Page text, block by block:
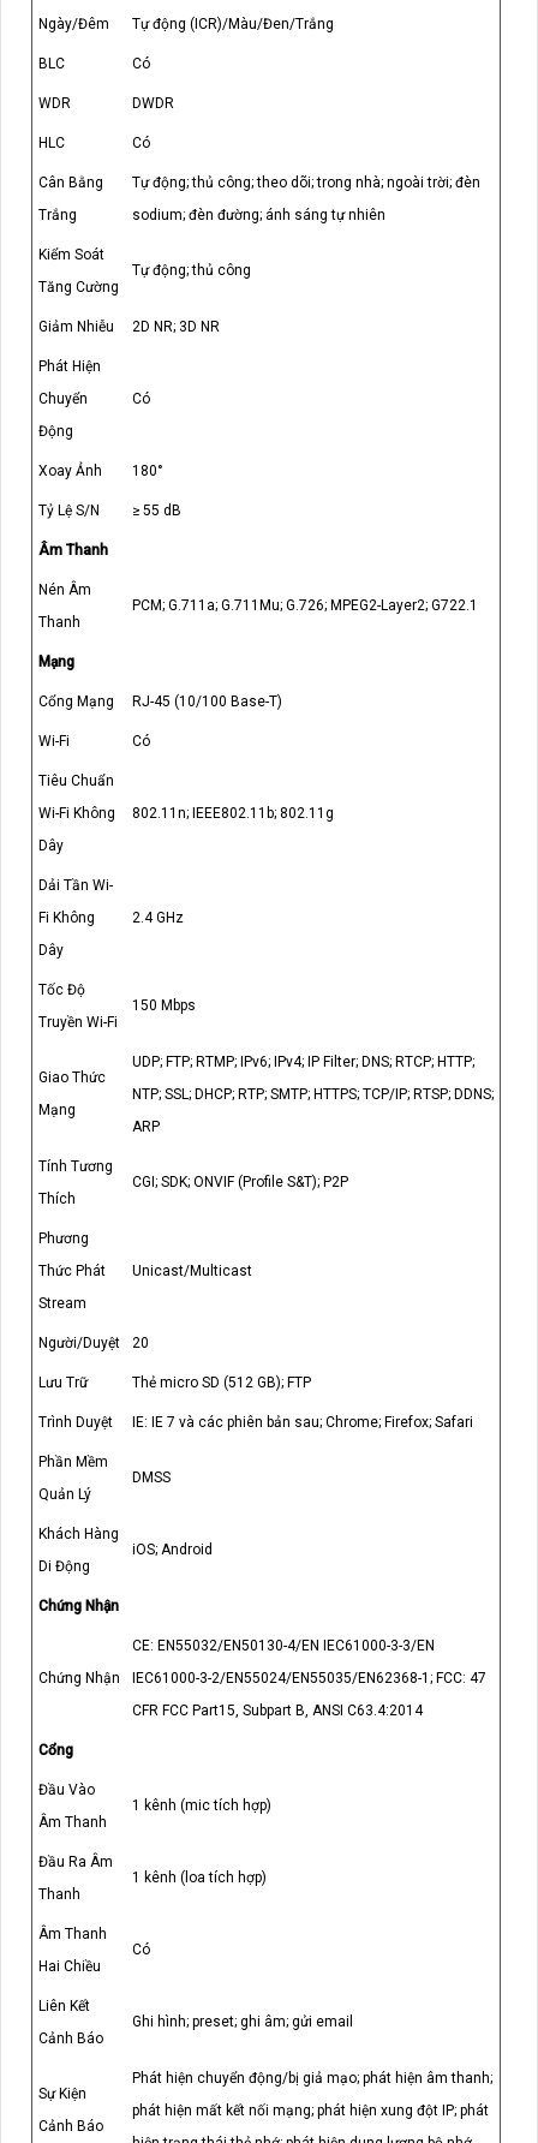
Ngày/Đêm Tự động (ICR)/Màu/Đen/Trắng
BLC Có
WDR DWDR
HLC Có
Cân Bằng
Trắng
Tự động; thủ công; theo dõi; trong nhà; ngoài trời; đèn
sodium; đèn đường; ánh sáng tự nhiên
Kiểm Soát
Tăng Cường
Tự động; thủ công
Giảm Nhiễu 2D NR; 3D NR
Phát Hiện
Chuyển
Động
Có
Xoay Ảnh 180°
Tỷ Lệ S/N ≥ 55 dB
Âm Thanh
Nén Âm
Thanh
PCM; G.711a; G.711Mu; G.726; MPEG2-Layer2; G722.1
Mạng
Cổng Mạng RJ-45 (10/100 Base-T)
Wi-Fi Có
Tiêu Chuẩn
Wi-Fi Không
Dây
802.11n; IEEE802.11b; 802.11g
Dải Tần Wi-
Fi Không
Dây
2.4 GHz
Tốc Độ
Truyền Wi-Fi
150 Mbps
Giao Thức
Mạng
UDP; FTP; RTMP; IPv6; IPv4; IP Filter; DNS; RTCP; HTTP;
NTP; SSL; DHCP; RTP; SMTP; HTTPS; TCP/IP; RTSP; DDNS;
ARP
Tính Tương
Thích
CGI; SDK; ONVIF (Profile S&T); P2P
Phương
Thức Phát
Stream
Unicast/Multicast
Người/Duyệt 20
Lưu Trữ Thẻ micro SD (512 GB); FTP
Trình Duyệt IE: IE 7 và các phiên bản sau; Chrome; Firefox; Safari
Phần Mềm
Quản Lý
DMSS
Khách Hàng
Di Động
iOS; Android
Chứng Nhận
Chứng Nhận
CE: EN55032/EN50130-4/EN IEC61000-3-3/EN
IEC61000-3-2/EN55024/EN55035/EN62368-1; FCC: 47
CFR FCC Part15, Subpart B, ANSI C63.4:2014
Cổng
Đầu Vào
Âm Thanh
1 kênh (mic tích hợp)
Đầu Ra Âm
Thanh
1 kênh (loa tích hợp)
Âm Thanh
Hai Chiều
Có
Liên Kết
Cảnh Báo
Ghi hình; preset; ghi âm; gửi email
Sự Kiện
Cảnh Báo
Phát hiện chuyển động/bị giả mạo; phát hiện âm thanh;
phát hiện mất kết nối mạng; phát hiện xung đột IP; phát